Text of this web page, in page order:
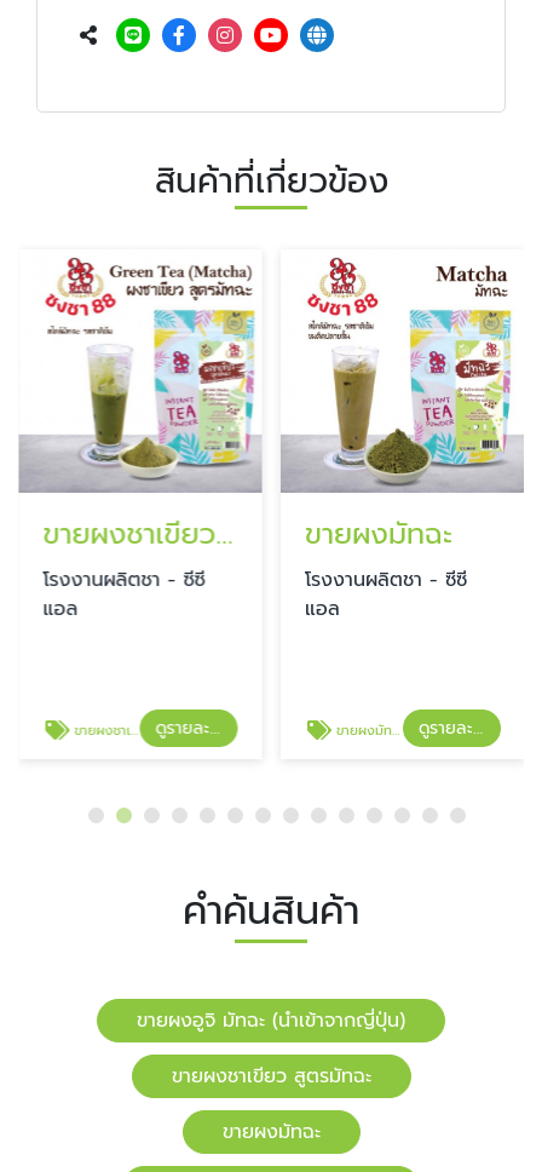
สินค้าที่เกี่ยวข้อง
ขายผงชาเขียว สูตรมัทฉะ
โรงงานผลิตชา - ซีซี
แอล
ขายผงชาเขียว สูตรมัทฉะ ดูรายละเอียด
ขายผงมัทฉะ
โรงงานผลิตชา - ซีซี
แอล
ขายผงมัทฉะ ดูรายละเอียด
คำค้นสินค้า
ขายผงอูจิ มัทฉะ (นำเข้าจากญี่ปุ่น)
ขายผงชาเขียว สูตรมัทฉะ
ขายผงมัทฉะ